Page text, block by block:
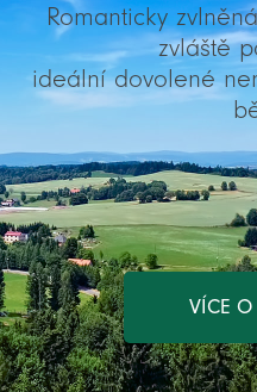
Romanticky
zvláště
ideální dovolené
VÍCE